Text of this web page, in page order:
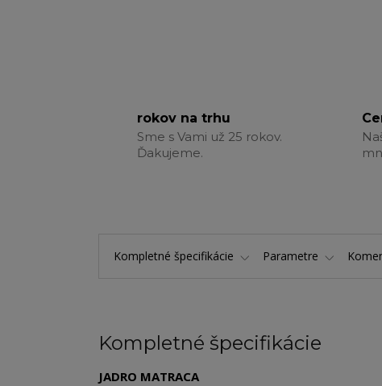
rokov na trhu
Sme s Vami už 25 rokov.
Ďakujeme.
Kompletné špecifikácie Parametre
Kompletné špecifikácie
JADRO MATRACA